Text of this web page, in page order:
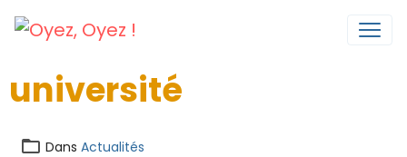
université
Dans Actualités